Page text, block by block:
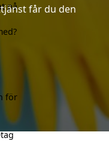
får du den
på
för